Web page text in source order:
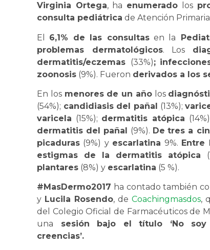
Virginia Ortega, ha enumerado los
consulta pediátrica de Atención
El 6,1% de las consultasen la
problemas dermatológicos. Los
dermatitis/eczemas (33%);
zoonosis (9%). Fueron derivados a los
En los menores de un añolos
(54%); candidiasis del pañal (13%);
varicela (15%); dermatitis atópica
dermatitis del pañal (9%). De tres a
picaduras (9%) y escarlatina 9%. Entre
estigmas de la dermatitis atópica
plantares (8%) y escarlatina (5 %).
#MasDermo2017 ha contado también
y Lucila Rosendo, deCoachingmasdos,
del Colegio Oficial de Farmacéuticos de
una sesión bajo el título ‘No soy
creencias’.